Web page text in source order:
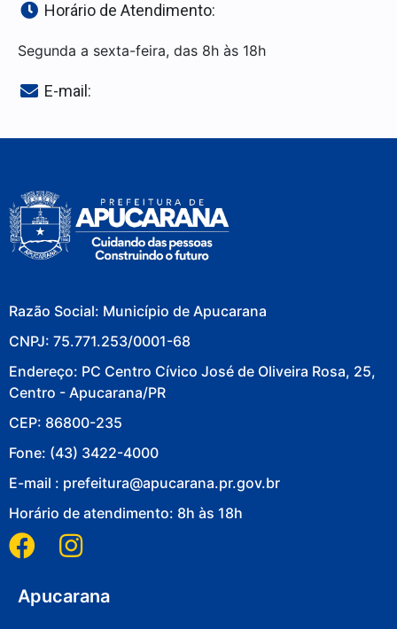
Horário de Atendimento:
Segunda a sexta-feira, das 8h às 18h
E-mail:
Razão Social: Município de Apucarana
CNPJ: 75.771.253/0001-68
Endereço: PC Centro Cívico José de Oliveira Rosa, 25,
Centro - Apucarana/PR
CEP: 86800-235
Fone: (43) 3422-4000
E-mail : prefeitura@apucarana.pr.gov.br
Horário de atendimento: 8h às 18h
Apucarana